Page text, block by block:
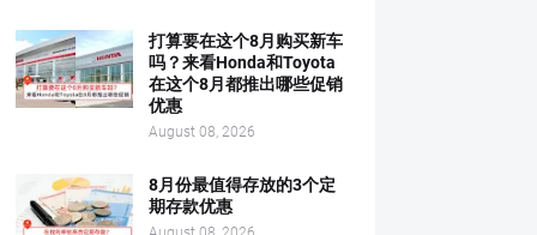
打算要在这个8月购买新车
吗？来看Honda和Toyota
在这个8月都推出哪些促销
优惠
August 08, 2026
8月份最值得存放的3个定
期存款优惠